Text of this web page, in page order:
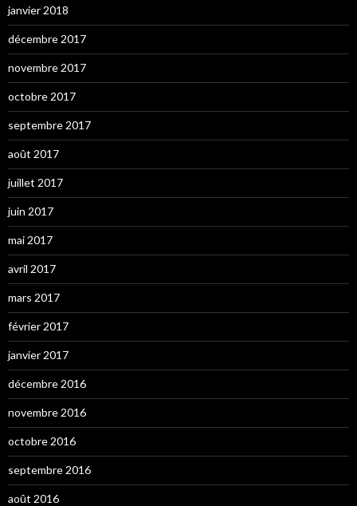
janvier 2018
décembre 2017
novembre 2017
octobre 2017
septembre 2017
août 2017
juillet 2017
juin 2017
mai 2017
avril 2017
mars 2017
février 2017
janvier 2017
décembre 2016
novembre 2016
octobre 2016
septembre 2016
août 2016